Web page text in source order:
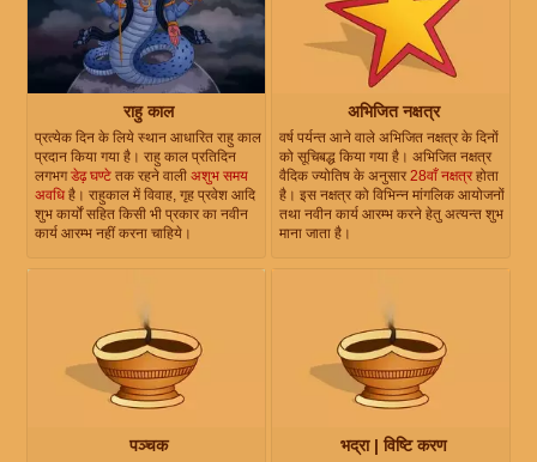
राहु काल
प्रत्येक दिन के लिये स्थान आधारित राहु काल
प्रदान किया गया है। राहु काल प्रतिदिन
लगभगडेढ़ घण्टे तक रहने वाली अशुभ समय
अवधि है। राहुकाल में विवाह, गृह प्रवेश आदि
शुभ कार्यों सहित किसी भी प्रकार का नवीन
कार्य आरम्भ नहीं करना चाहिये।
अभिजित नक्षत्र
वर्ष पर्यन्त आने वाले अभिजित नक्षत्र के दिनों
को सूचिबद्ध किया गया है। अभिजित नक्षत्र
वैदिक ज्योतिष के अनुसार28वाँ नक्षत्रहोता
है। इस नक्षत्र को विभिन्न मांगलिक आयोजनों
तथा नवीन कार्य आरम्भ करने हेतु अत्यन्त शुभ
माना जाता है।
पञ्चक भद्रा | विष्टि करण